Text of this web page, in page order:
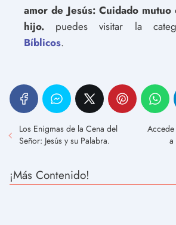
amor de Jesús: Cuidado
hijo. puedes visitar la
Bíblicos.
Los Enigmas de la Cena del
Señor: Jesús y su Palabra.
Accede
a
¡Más Contenido!